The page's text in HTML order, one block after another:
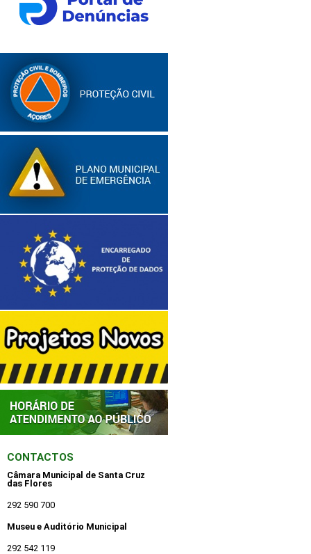
CONTACTOS
Câmara Municipal de Santa Cruz
das Flores
292 590 700
Museu e Auditório Municipal
292 542 119